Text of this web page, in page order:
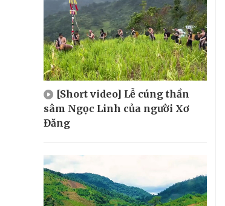
[Short video] Lễ cúng thần
sâm Ngọc Linh của người Xơ
Đăng